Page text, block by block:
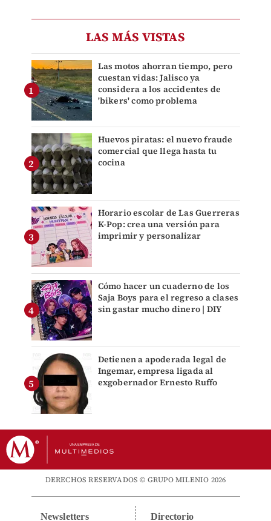
LAS MÁS VISTAS
Las motos ahorran tiempo, pero
cuestan vidas: Jalisco ya
considera a los accidentes de
'bikers' como problema
Huevos piratas: el nuevo fraude
comercial que llega hasta tu
cocina
Horario escolar de Las Guerreras
K-Pop: crea una versión para
imprimir y personalizar
Cómo hacer un cuaderno de los
Saja Boys para el regreso a clases
sin gastar mucho dinero | DIY
Detienen a apoderada legal de
Ingemar, empresa ligada al
exgobernador Ernesto Ruffo
DERECHOS RESERVADOS © GRUPO MILENIO 2026
Newsletters Directorio